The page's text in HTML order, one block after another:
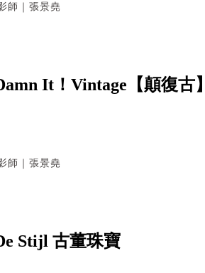
師｜張景堯
It！Vintage【顛復古
師｜張景堯
Stijl 古董珠寶